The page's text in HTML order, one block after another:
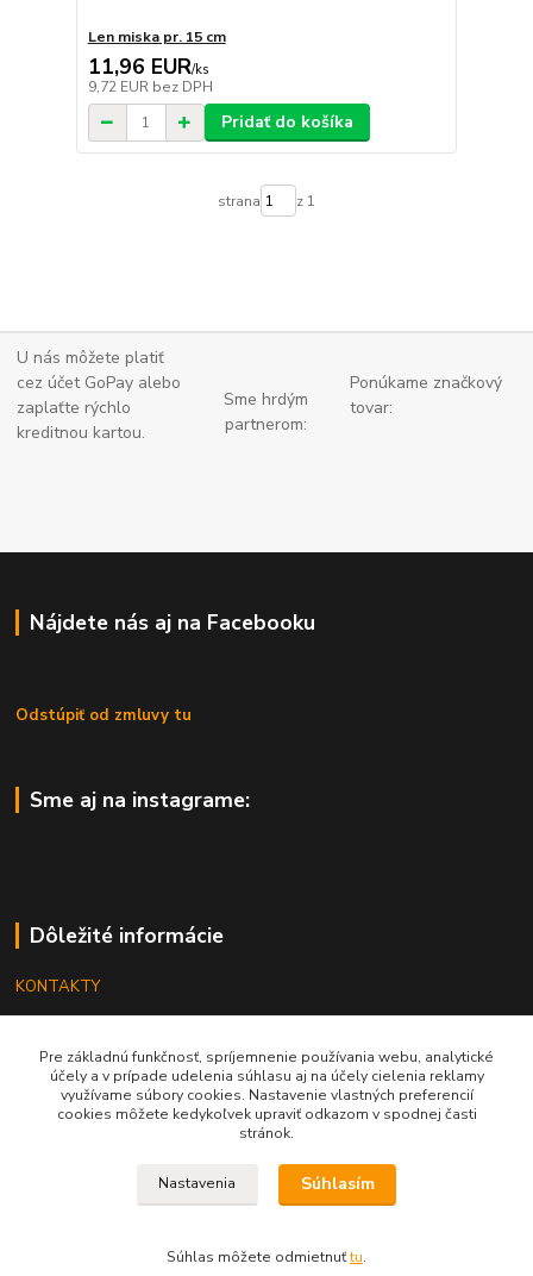
Len miska pr. 15 cm
11,96 EUR/ks
9,72 EUR bez DPH
Pridať do košíka
strana z 1
U nás môžete platiť
cez účet GoPay alebo
zaplaťte rýchlo
kreditnou kartou.
Sme hrdým
partnerom:
Ponúkame značkový
tovar:
Nájdete nás aj na Facebooku
Odstúpiť od zmluvy tu
Sme aj na instagrame:
Dôležité informácie
KONTAKTY
REKLAMÁCIE
KATALÓGY
Pre základnú funkčnosť, spríjemnenie používania webu, analytické
účely a v prípade udelenia súhlasu aj na účely cielenia reklamy
využívame súbory cookies. Nastavenie vlastných preferencií
cookies môžete kedykoľvek upraviť odkazom v spodnej časti
stránok.
Nastavenia Súhlasím
Súhlas môžete odmietnuťtu.